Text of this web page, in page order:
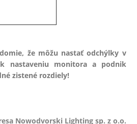
že môžu nastať odchýlky v
nastaveniu monitora a podnik
zistené rozdiely!
Nowodvorski Lighting sp. z o.o.